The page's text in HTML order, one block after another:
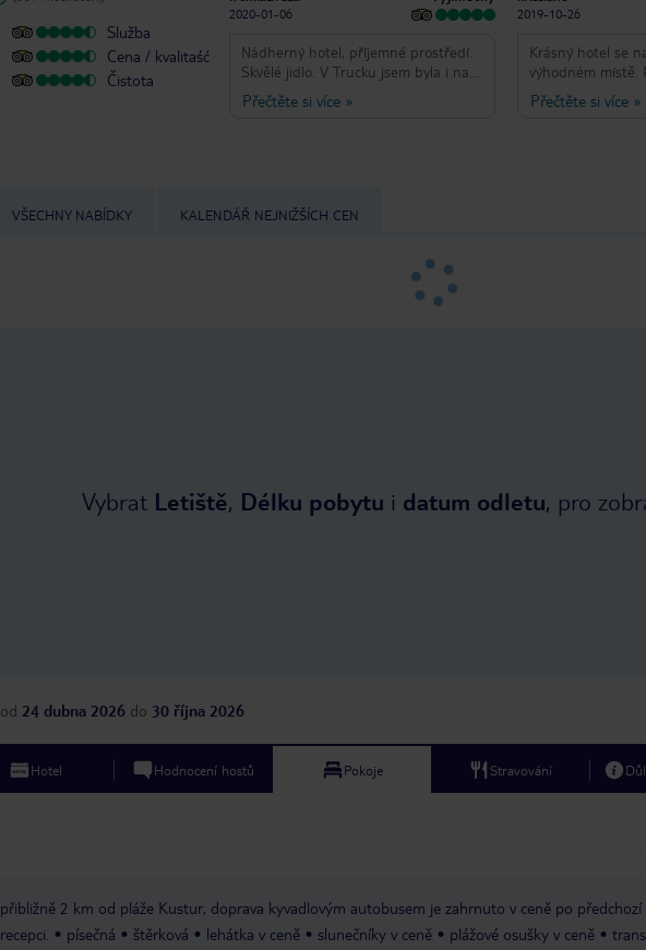
Služba
Cena / kvalitaść
Čistota
2020-01-06
Nádherný hotel, příjemné prostředí.
Skvělé jidlo. V Trucku jsem byla i na
Turecke riviere a rozhodne bych
uprednostnila co se tyce služeb
Přečtěte si více »
2019-10-26
Krásný hotel se
výhodném místě.
prostorné.
a zejména
Přečtěte si více»
VŠECHNY NABÍDKY KALENDÁŘ NEJNIŽŠÍCH CEN
Vybrat Letiště, Délku pobytu i datum odletu, pro
od 24 dubna 2026 do 30 října 2026
Hotel Hodnocení hostů Pokoje Stravování
přibližně 2 km od pláže Kustur, doprava kyvadlovým autobusem je zahrnuto v ceně po předchozí
recepci.
písečná štěrková lehátka v ceně slunečníky v ceně plážové osušky v ceně